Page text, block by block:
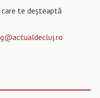
care te deșteaptă